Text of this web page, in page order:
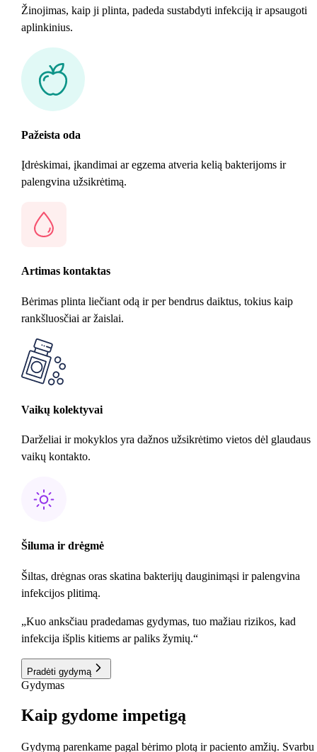
Žinojimas, kaip ji plinta, padeda sustabdyti infekciją ir apsaugoti
aplinkinius.
Pažeista oda
Įdrėskimai, įkandimai ar egzema atveria kelią bakterijoms ir
palengvina užsikrėtimą.
Artimas kontaktas
Bėrimas plinta liečiant odą ir per bendrus daiktus, tokius kaip
rankšluosčiai ar žaislai.
Vaikų kolektyvai
Darželiai ir mokyklos yra dažnos užsikrėtimo vietos dėl glaudaus
vaikų kontakto.
Šiluma ir drėgmė
Šiltas, drėgnas oras skatina bakterijų dauginimąsi ir palengvina
infekcijos plitimą.
„Kuo anksčiau pradedamas gydymas, tuo mažiau rizikos, kad
infekcija išplis kitiems ar paliks žymių.“
Pradėti gydymą
Gydymas
Kaip gydome impetigą
Gydymą parenkame pagal bėrimo plotą ir paciento amžių. Svarbu